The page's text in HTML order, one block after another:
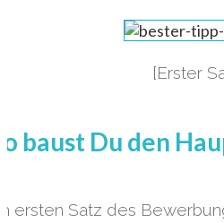
[Erster
baust Du den
ersten Satz des